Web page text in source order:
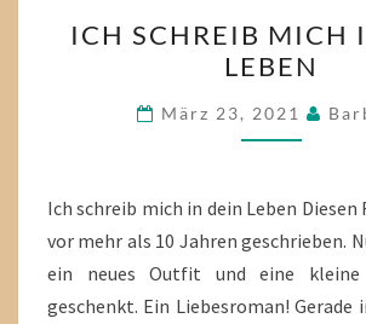
SCHREIB
MICH
IN
DEIN
ICH SCHREIB MICH
LEBEN
März 23, 2021
Ich schreib mich in dein Leben Diesen
vor mehr als 10 Jahren geschrieben.
ein neues Outfit und eine kleine
geschenkt. Ein Liebesroman! Gerade